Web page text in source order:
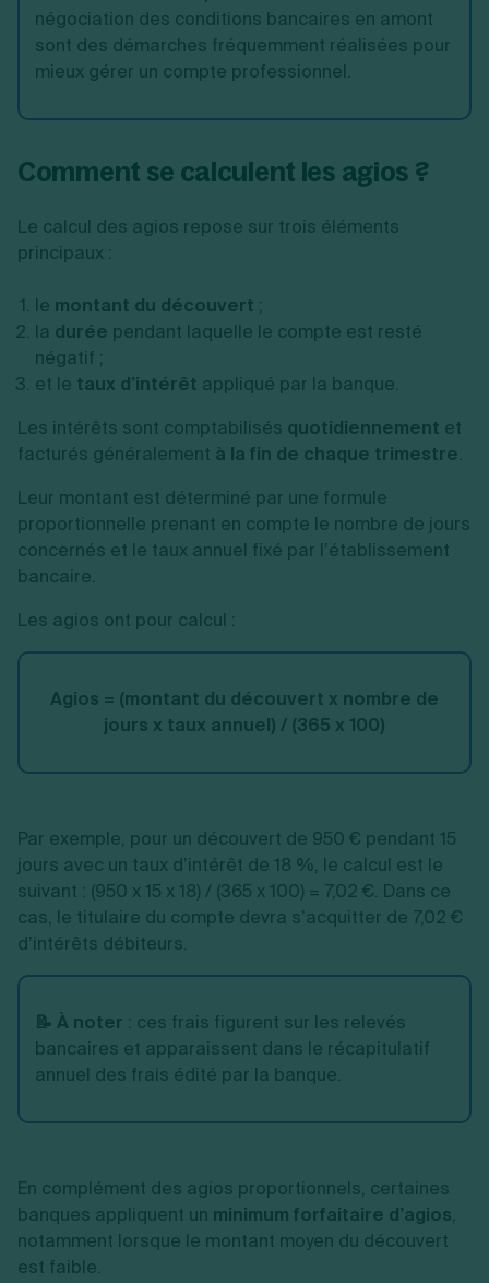
négociation des conditions bancaires en amont
sont des démarches fréquemment réalisées pour
mieux gérer un compte professionnel.
Comment se calculent les agios ?
Le calcul des agios repose sur trois éléments
principaux :
le montant du découvert ;
la durée pendant laquelle le compte est resté
négatif ;
et le taux d’intérêt appliqué par la banque.
Les intérêts sont comptabilisés quotidiennement et
facturés généralement à la fin de chaque trimestre.
Leur montant est déterminé par une formule
proportionnelle prenant en compte le nombre de jours
concernés et le taux annuel fixé par l’établissement
bancaire.
Les agios ont pour calcul :
Agios = (montant du découvert x nombre de
jours x taux annuel) / (365 x 100)
Par exemple, pour un découvert de 950 € pendant 15
jours avec un taux d’intérêt de 18 %, le calcul est le
suivant : (950 x 15 x 18) / (365 x 100) = 7,02 €. Dans ce
cas, le titulaire du compte devra s’acquitter de 7,02 €
d’intérêts débiteurs.
📝 À noter : ces frais figurent sur les relevés
bancaires et apparaissent dans le récapitulatif
annuel des frais édité par la banque.
En complément des agios proportionnels, certaines
banques appliquent un minimum forfaitaire d’agios,
notamment lorsque le montant moyen du découvert
est faible.